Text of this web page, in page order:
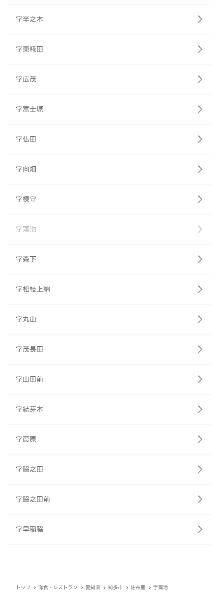
字半之木
字東糀田
字広茂
字富士塚
字仏田
字向畑
字棟守
字藻池
字森下
字松枝上納
字丸山
字茂長田
字山田前
字結芽木
字葭原
字脇之田
字脇之田前
字早稲脇
トップ 洋食・レストラン 愛知県 知多市 佐布里 字藻池